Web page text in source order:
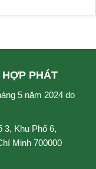
PHÁT
5 năm 2024 do
Khu Phố 6,
Minh 700000